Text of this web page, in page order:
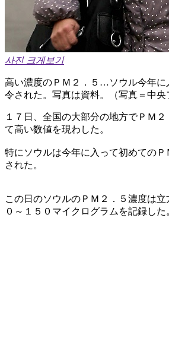
사진 크게보기
高い濃度のＰＭ２．５…ソウル今年に
令された。写真は資料。（写真＝中央
１７日、全国の大部分の地方でＰＭ
て高い数値を現わした。
特にソウルは今年に入って初めての
された。
この日のソウルのＰＭ２．５濃度は
０～１５０マイクログラムを記録した